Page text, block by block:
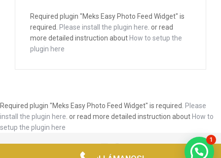
Required plugin "Meks Easy Photo Feed Widget" is
required.
Please install the plugin here . or read
more detailed instruction about How to setup the
plugin here
Required plugin "Meks Easy Photo Feed Widget" is required.
Please
install the plugin here . or read more detailed instruction about How to
setup the plugin here
1